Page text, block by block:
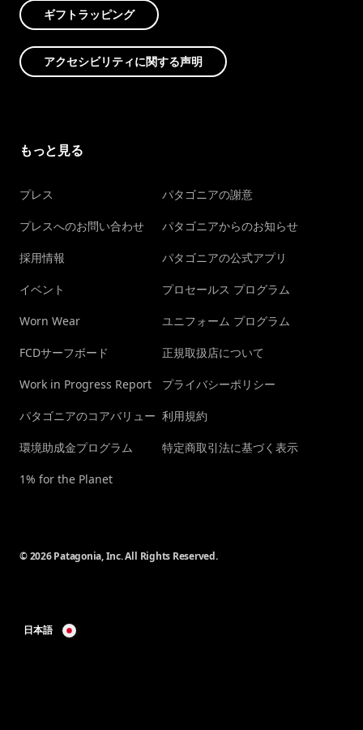
ギフトラッピング
アクセシビリティに関する声明
もっと見る
プレス
プレスへのお問い合わせ
採用情報
イベント
Worn Wear
FCDサーフボード
Work in Progress Report
パタゴニアのコアバリュー
環境助成金プログラム
1% for the Planet
パタゴニアの謝意
パタゴニアからのお知らせ
パタゴニアの公式アプリ
プロセールス プログラム
ユニフォーム プログラム
正規取扱店について
プライバシーポリシー
利用規約
特定商取引法に基づく表示
© 2026 Patagonia, Inc. All Rights Reserved.
日本語